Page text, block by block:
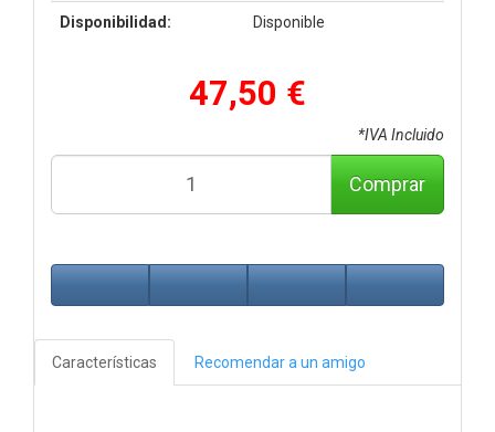
Disponibilidad: Disponible
47,50 €
*IVA Incluido
Comprar
Características Recomendar a un amigo